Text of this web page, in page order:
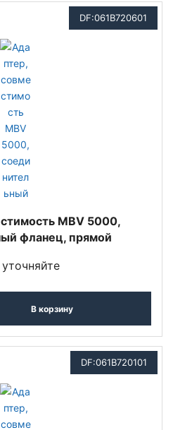
DF:061B720601
MBV 5000,
фланец, прямой
В корзину
DF:061B720101